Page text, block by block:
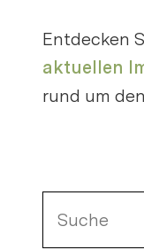
Entdecken
aktuellen
rund um